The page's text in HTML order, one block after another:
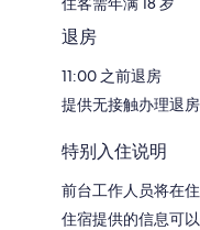
退房
11:00 之前退房
提供无接触办理退
特别入住说明
前台工作人员将在
住宿提供的信息可